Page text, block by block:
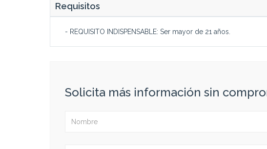
Requisitos
- REQUISITO INDISPENSABLE: Ser mayor de 21 años.
Solicita más información sin